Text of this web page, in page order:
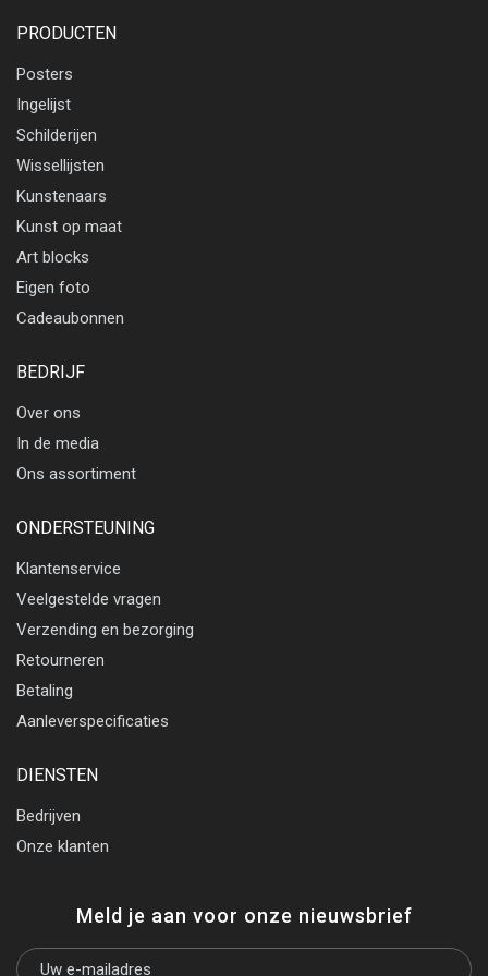
PRODUCTEN
Posters
Ingelijst
Schilderijen
Wissellijsten
Kunstenaars
Kunst op maat
Art blocks
Eigen foto
Cadeaubonnen
BEDRIJF
Over ons
In de media
Ons assortiment
ONDERSTEUNING
Klantenservice
Veelgestelde vragen
Verzending en bezorging
Retourneren
Betaling
Aanleverspecificaties
DIENSTEN
Bedrijven
Onze klanten
Meld je aan voor onze nieuwsbrief